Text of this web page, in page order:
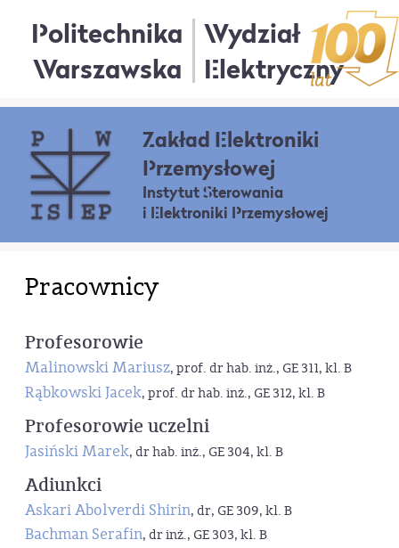
Politechnika
Warszawska
Wydział
Elektryczny
Zakład Elektroniki
Przemysłowej
Instytut Sterowania
i Elektroniki Przemysłowej
Pracownicy
Profesorowie
Malinowski Mariusz, prof. dr hab. inż., GE 311, kl. B
Rąbkowski Jacek, prof. dr hab. inż., GE 312, kl. B
Profesorowie uczelni
Jasiński Marek, dr hab. inż., GE 304, kl. B
Adiunkci
Askari Abolverdi Shirin, dr, GE 309, kl. B
Bachman Serafin, dr inż., GE 303, kl. B